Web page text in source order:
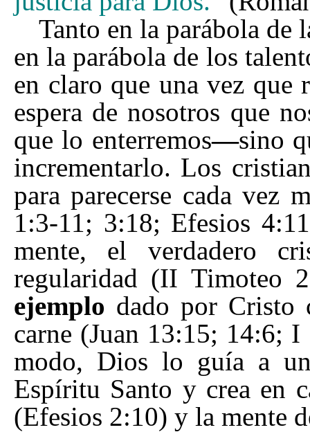
Tanto en la parábola de
en la parábola de los
en claro que una vez que
espera de nosotros que
que lo enterremos—sino
incrementarlo. Los
para parecerse cada vez
1:3-11; 3:18; Efesios
mente, el verdadero
regularidad (II Timoteo
ejemplo dado por Cristo
carne (Juan 13:15; 14:6;
modo, Dios lo guía a
Espíritu Santo y crea en
(Efesios 2:10) y la mente